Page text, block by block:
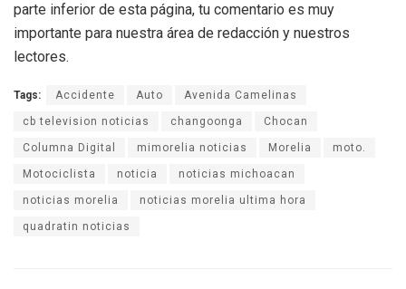
parte inferior de esta página, tu comentario es muy
importante para nuestra área de redacción y nuestros
lectores.
Tags: Accidente Auto Avenida Camelinas
cb television noticias changoonga Chocan
Columna Digital mimorelia noticias Morelia moto.
Motociclista noticia noticias michoacan
noticias morelia noticias morelia ultima hora
quadratin noticias